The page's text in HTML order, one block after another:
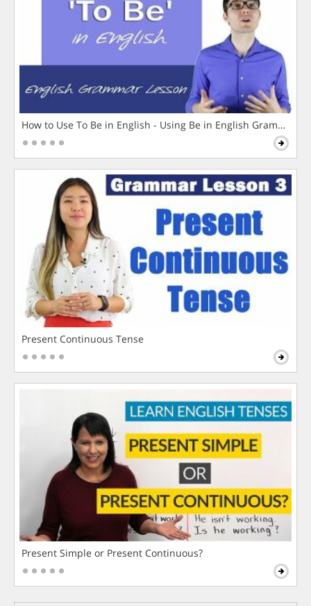
How to Use To Be in English - Using Be in English Grammar
Present Continuous Tense
Present Simple or Present Continuous?